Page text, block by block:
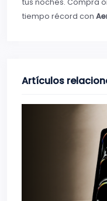
tus noches. Compra
tiempo récord con
Artículos